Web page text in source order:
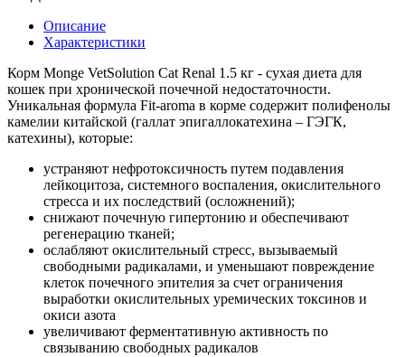
Описание
Характеристики
Корм Monge VetSolution Cat Renal 1.5 кг - сухая диета для
кошек при хронической почечной недостаточности.
Уникальная формула Fit-aroma в корме содержит полифенолы
камелии китайской (галлат эпигаллокатехина – ГЭГК,
катехины), которые:
устраняют нефротоксичность путем подавления
лейкоцитоза, системного воспаления, окислительного
стресса и их последствий (осложнений);
снижают почечную гипертонию и обеспечивают
регенерацию тканей;
ослабляют окислительный стресс, вызываемый
свободными радикалами, и уменьшают повреждение
клеток почечного эпителия за счет ограничения
выработки окислительных уремических токсинов и
окиси азота
увеличивают ферментативную активность по
связыванию свободных радикалов